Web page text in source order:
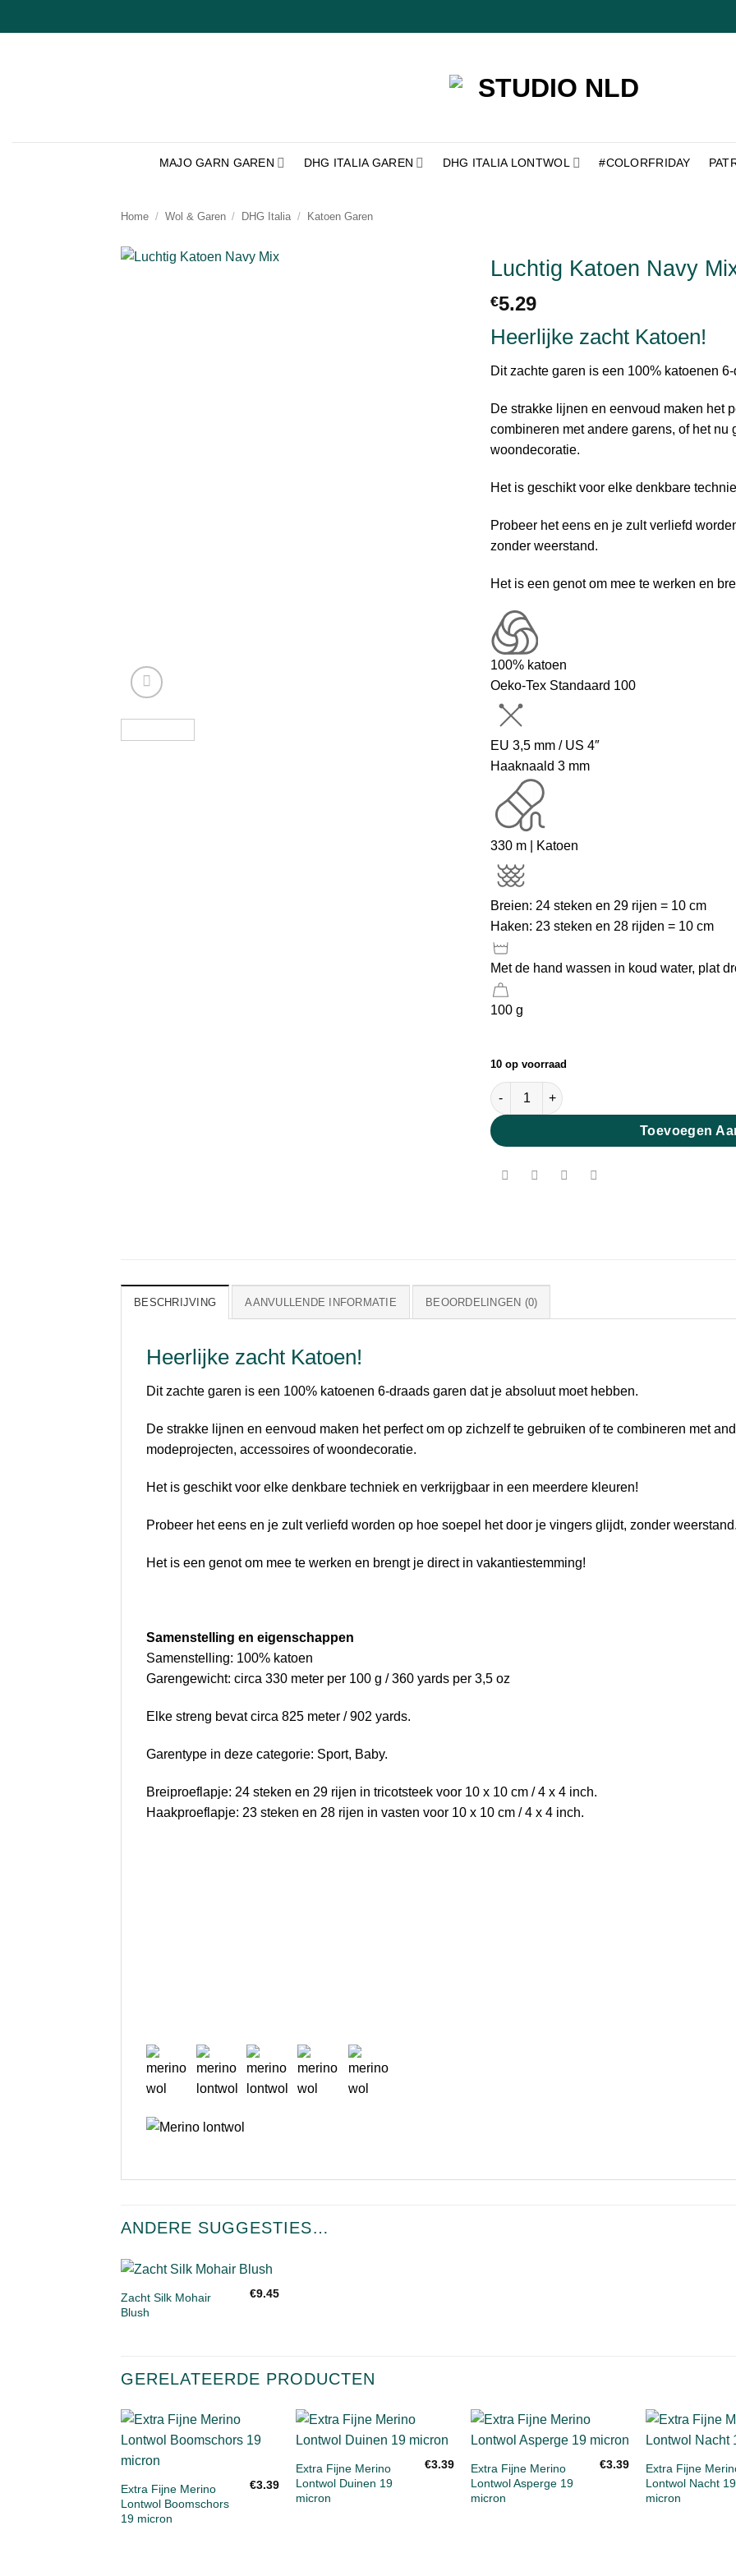
naar
MAJO GARN GAREN DHG ITALIA GAREN DHG ITALIA LONTWOL #COLORFRIDAY
Home / Wol & Garen / DHG Italia / Katoen Garen
Luchtig Katoen Navy
€5.29
Heerlijke zacht Katoen!
Dit zachte garen is een 100% katoenen
De strakke lijnen en eenvoud maken het
combineren met andere garens, of het
woondecoratie.
Het is geschikt voor elke denkbare
Probeer het eens en je zult verliefd
zonder weerstand.
Het is een genot om mee te werken en
100% katoen
Oeko-Tex Standaard 100
EU 3,5 mm / US 4″
Haaknaald 3 mm
330 m | Katoen
Breien: 24 steken en 29 rijen = 10 cm
Haken: 23 steken en 28 rijden = 10 cm
Met de hand wassen in koud water, plat
100 g
10 op voorraad
Luchtig Katoen Navy Mix aantal
Toevoegen
BESCHRIJVING AANVULLENDE INFORMATIE BEOORDELINGEN (0)
Heerlijke zacht Katoen!
Dit zachte garen is een 100% katoenen 6-draads garen dat je absoluut moet hebben.
De strakke lijnen en eenvoud maken het perfect om op zichzelf te gebruiken of te combineren met
modeprojecten, accessoires of woondecoratie.
Het is geschikt voor elke denkbare techniek en verkrijgbaar in een meerdere kleuren!
Probeer het eens en je zult verliefd worden op hoe soepel het door je vingers glijdt, zonder
Het is een genot om mee te werken en brengt je direct in vakantiestemming!
Samenstelling en eigenschappen
Samenstelling: 100% katoen
Garengewicht: circa 330 meter per 100 g / 360 yards per 3,5 oz
Elke streng bevat circa 825 meter / 902 yards.
Garentype in deze categorie: Sport, Baby.
Breiproeflapje: 24 steken en 29 rijen in tricotsteek voor 10 x 10 cm / 4 x 4 inch.
Haakproeflapje: 23 steken en 28 rijen in vasten voor 10 x 10 cm / 4 x 4 inch.
ANDERE SUGGESTIES…
+
Zacht Silk Mohair
Blush
€9.45
GERELATEERDE PRODUCTEN
Extra Fijne Merino
Lontwol Boomschors
19 micron
€3.39
aan
+
Extra Fijne Merino
Lontwol Duinen 19
micron
€3.39
aan
verlanglijst
+
Extra Fijne Merino
Lontwol Asperge 19
micron
€3.39
+
Extra Fijne
Lontwol Nacht 19
micron